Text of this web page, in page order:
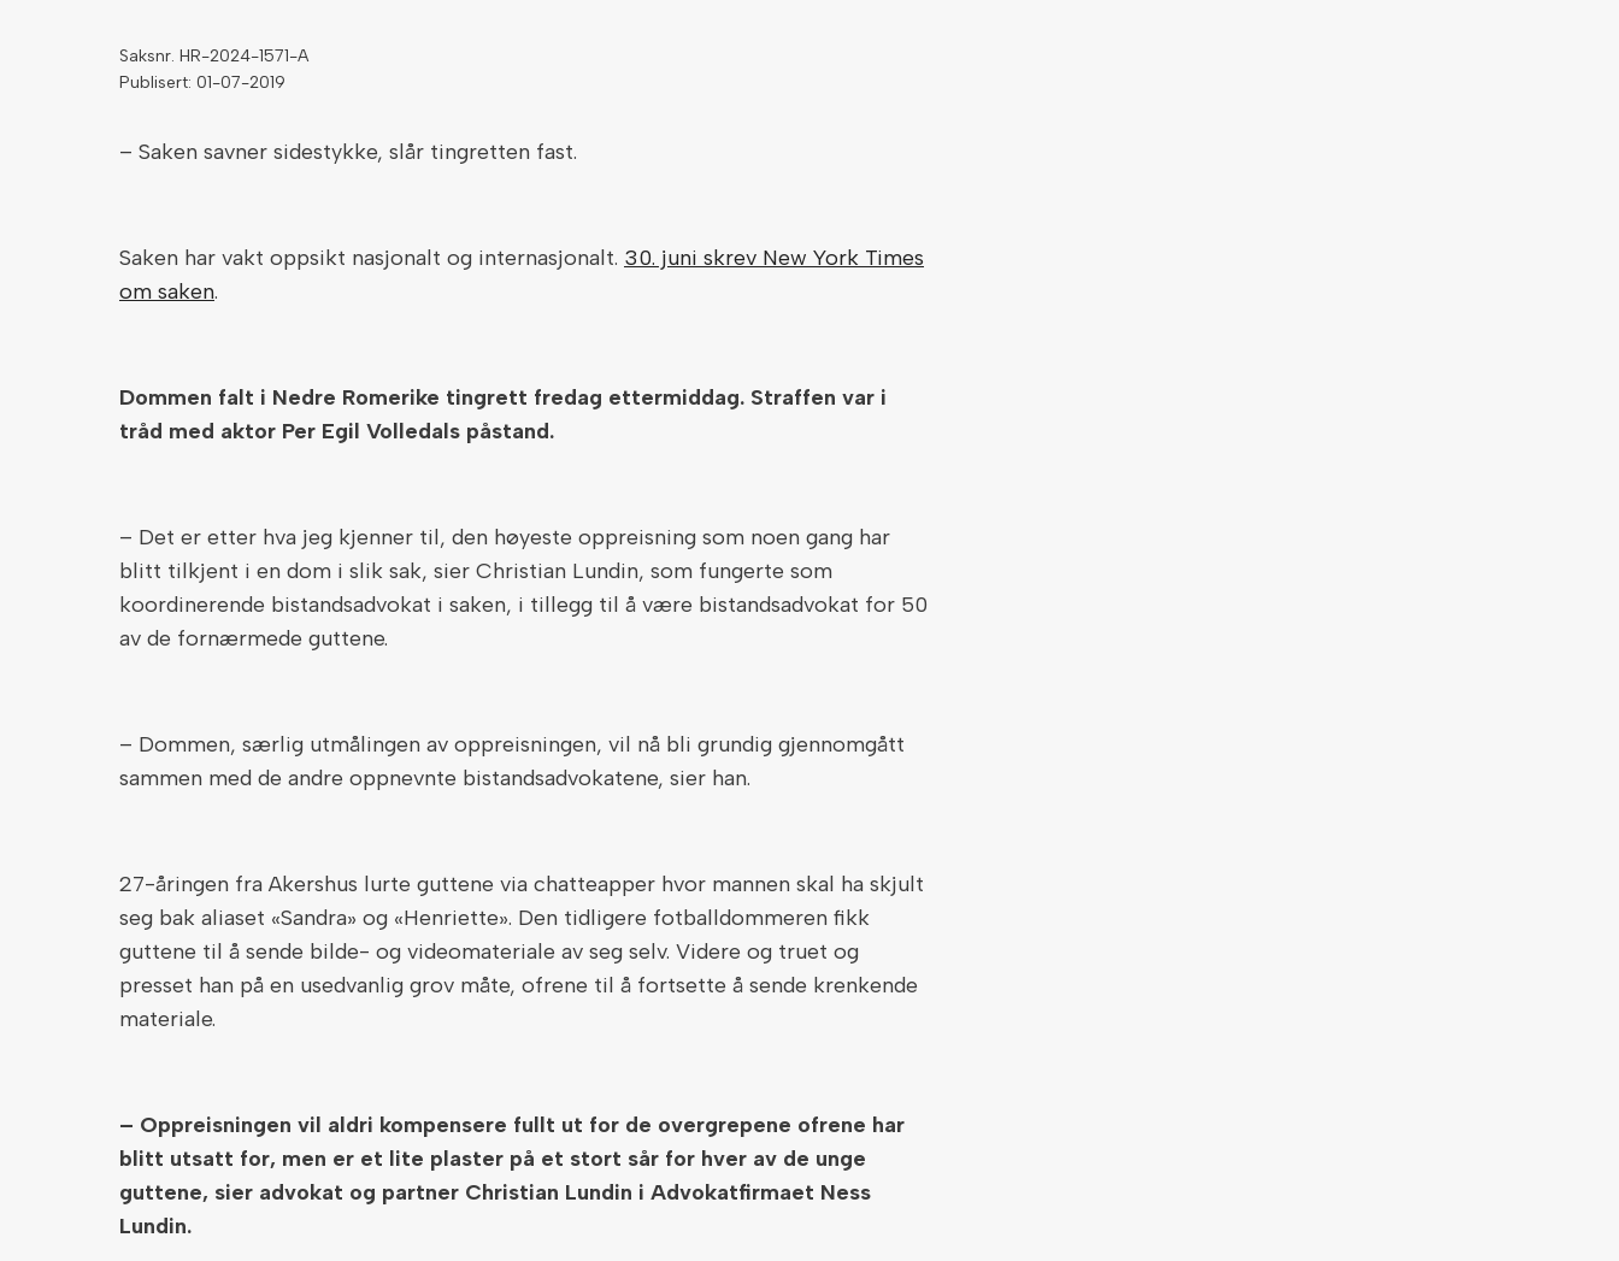
Saksnr. HR-2024-1571-A
Publisert: 01-07-2019
– Saken savner sidestykke, slår tingretten fast.
Saken har vakt oppsikt nasjonalt og internasjonalt. 30. juni skrev New York Times
om saken.
Dommen falt i Nedre Romerike tingrett fredag ettermiddag. Straffen var i
tråd med aktor Per Egil Volledals påstand.
– Det er etter hva jeg kjenner til, den høyeste oppreisning som noen gang har
blitt tilkjent i en dom i slik sak, sier Christian Lundin, som fungerte som
koordinerende bistandsadvokat i saken, i tillegg til å være bistandsadvokat for 50
av de fornærmede guttene.
– Dommen, særlig utmålingen av oppreisningen, vil nå bli grundig gjennomgått
sammen med de andre oppnevnte bistandsadvokatene, sier han.
27-åringen fra Akershus lurte guttene via chatteapper hvor mannen skal ha skjult
seg bak aliaset «Sandra» og «Henriette». Den tidligere fotballdommeren fikk
guttene til å sende bilde- og videomateriale av seg selv. Videre og truet og
presset han på en usedvanlig grov måte, ofrene til å fortsette å sende krenkende
materiale.
– Oppreisningen vil aldri kompensere fullt ut for de overgrepene ofrene har
blitt utsatt for, men er et lite plaster på et stort sår for hver av de unge
guttene, sier advokat og partner Christian Lundin i Advokatfirmaet Ness
Lundin.